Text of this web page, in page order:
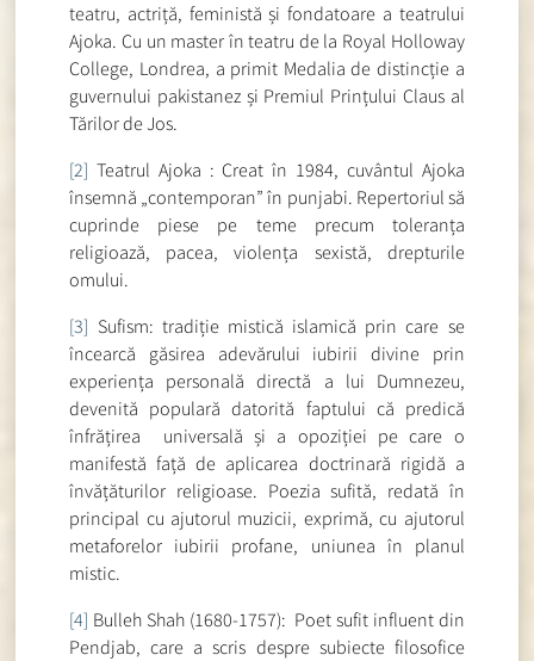
teatru, actriță, feministă și fondatoare a teatrului
Ajoka. Cu un master în teatru de la Royal Holloway
College, Londrea, a primit Medalia de distincție a
guvernului pakistanez și Premiul Prințului Claus al
Tărilor de Jos.
[2] Teatrul Ajoka : Creat în 1984, cuvântul Ajoka
însemnă „contemporan” în punjabi. Repertoriul să
cuprinde piese pe teme precum toleranța
religioază, pacea, violența sexistă, drepturile
omului.
[3] Sufism: tradiție mistică islamică prin care se
încearcă găsirea adevărului iubirii divine prin
experiența personală directă a lui Dumnezeu,
devenită populară datorită faptului că predică
înfrățirea universală și a opoziției pe care o
manifestă față de aplicarea doctrinară rigidă a
învățăturilor religioase. Poezia sufită, redată în
principal cu ajutorul muzicii, exprimă, cu ajutorul
metaforelor iubirii profane, uniunea în planul
mistic.
[4] Bulleh Shah (1680-1757): Poet sufit influent din
Pendjab, care a scris despre subiecte filosofice